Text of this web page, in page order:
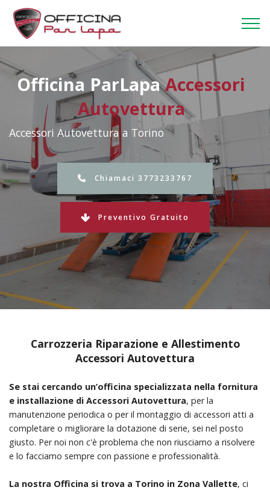
Officina ParLapaAccessori
Autovettura
Accessori Autovettura a Torino
Chiamaci 3773233767
Preventivo Gratuito
Carrozzeria Riparazione e Allestimento
Accessori Autovettura
Se stai cercando un’officina specializzata nella fornitura
e installazione di Accessori Autovettura, per la
manutenzione periodica o per il montaggio di accessori atti a
completare o migliorare la dotazione di serie, sei nel posto
giusto. Per noi non c'è problema che non riusciamo a risolvere
e lo facciamo sempre con passione e professionalità.
La nostra Officina si trova a Torino in Zona Vallette, ci